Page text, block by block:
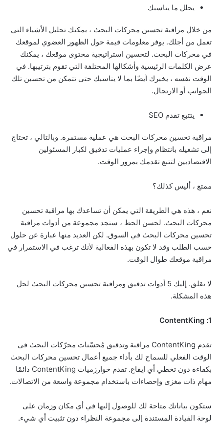
يحلل ما يناسبك
من خلال مراقبة تحسين محركات البحث ، يمكنك تحليل الأشياء التي
تعمل من أجلك. يوفر معلومات قيمة حول الظهور العضوي لموقعك
في محركات البحث. لتحسين استراتيجية محتوى موقعك ، يمكنك
عرض الكلمات الرئيسية وأشكالها المختلفة التي تقوم بترتيبها. في
الوقت نفسه ، يخبرك أيضًا بما لا يناسبك حتى تتمكن من تحسين تلك
الجوانب أو الارتجال.
يتتبع تقدم SEO
مراقبة تحسين محركات البحث هي عملية مستمرة. وبالتالي ، تحتاج
إلى تشغيله بانتظام وإجراء عمليات تدقيق لكبار المسئولين
الاقتصاديين لتتبع تقدمك بمرور الوقت.
ممتع ، أليس كذلك؟
نعم ، هذه هي الطريقة التي يمكن أن تساعدك بها مراقبة تحسين
محركات البحث. لحسن الحظ ، ستجد مجموعة من أدوات مراقبة
تحسين محركات البحث في السوق. لكن العديد منها عبارة عن حلول
حسب الطلب وقد لا تكون بهذه الفعالية لأنك ترغب في الاستمرار في
مراقبة موقعك طوال الوقت.
لا تقلق. إليك 5 أدوات تدقيق ومراقبة تحسين محركات البحث لحل
هذه المشكلة.
1: ContentKing
تقدم ContentKing مراقبة وتدقيق مُحسّنات محرّكات البحث في
الوقت الفعلي للسماح لك بأداء جميع أعمال تحسين محركات البحث
بكفاءة دون تخطي أي إيقاع. تقدم خوارزميات ContentKing دائمًا
مهام ذات مغزى وإحصاءات باستخدام مجموعة واسعة من الاتصالات.
ستكون بياناتك متاحة لك للوصول إليها في أي مكان وزمان على
لوحة القيادة المستندة إلى مجموعة النظراء دون تثبيت أي شيء.